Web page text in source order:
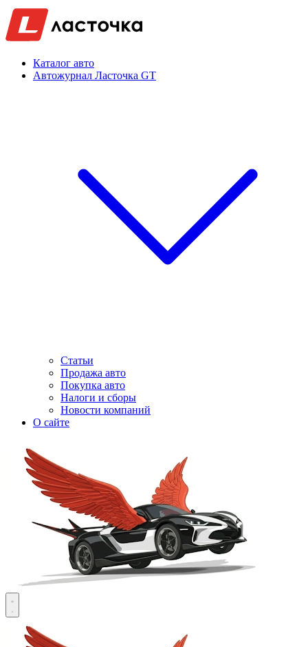
Каталог авто
Автожурнал Ласточка GT
Статьи
Продажа авто
Покупка авто
Налоги и сборы
Новости компаний
О сайте